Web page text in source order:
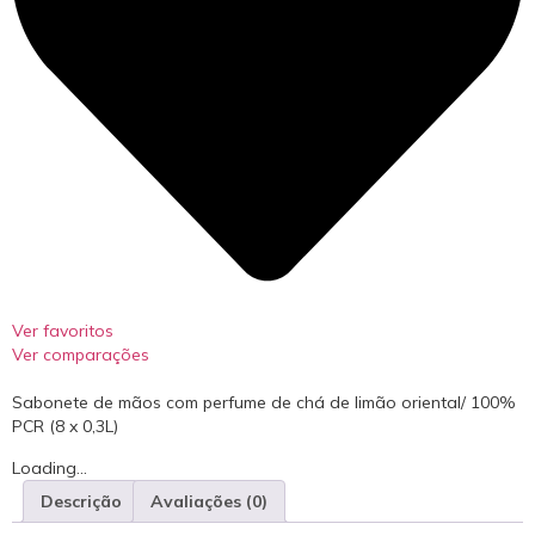
Ver favoritos
Ver comparações
Sabonete de mãos com perfume de chá de limão oriental/ 100%
PCR (8 x 0,3L)
Loading...
Descrição
Avaliações (0)